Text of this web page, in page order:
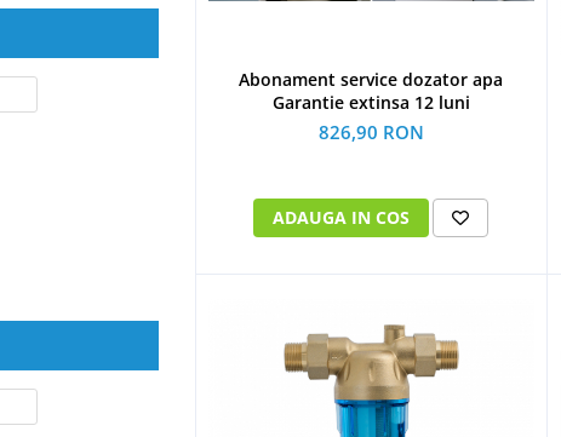
Abonament service dozator apa
Garantie extinsa 12 luni
826,90 RON
ADAUGA IN COS